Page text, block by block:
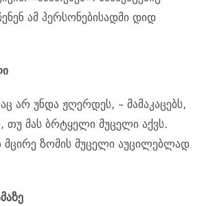
ამ პერსონებისადმი დიდ
არ უნდა ჟღერდეს, – მამაკაცებს,
მას ბრტყელი მუცელი აქვს.
ზომის მუცელი აუცილებლად